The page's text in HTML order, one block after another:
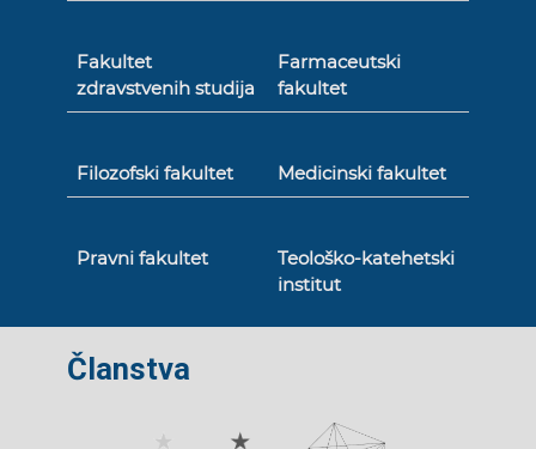
Fakultet
zdravstvenih studija
Farmaceutski
fakultet
Filozofski fakultet Medicinski fakultet
Pravni fakultet
Teološko-katehetski
institut
Članstva